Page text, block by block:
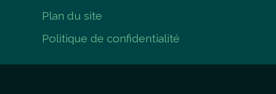
Plan du site
Politique de confidentialité